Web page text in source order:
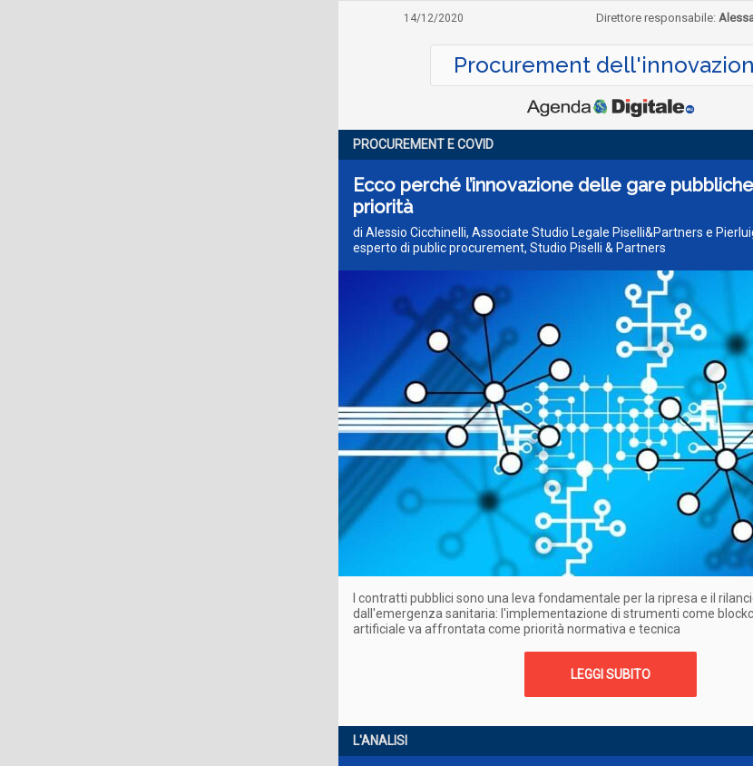
14/12/2020 Direttore responsabile:
Procurement
PROCUREMENT E COVID
Ecco perché l’innovazione delle gare
priorità
di Alessio Cicchinelli, Associate Studio Legale Piselli&Partners e
esperto di public procurement, Studio Piselli & Partners
I contratti pubblici sono una leva fondamentale per la ripresa e il
dall'emergenza sanitaria: l'implementazione di strumenti come
artificiale va affrontata come priorità normativa e tecnica
LEGGI SUBITO
L'ANALISI